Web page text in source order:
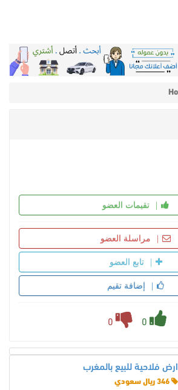
تقيمات العضو
مراسلة العضو
تابع العضو
إضافة تقيم
0
0
ارض فلاحية للبيع بالمغرب